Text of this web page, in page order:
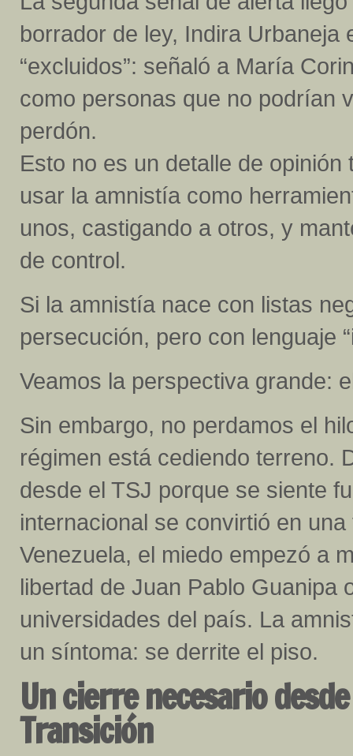
borrador de ley, Indira
“excluidos”: señaló a María
como personas que no podrían
perdón.
Esto no es un detalle de
usar la amnistía como
unos, castigando a otros, y
de control.
Si la amnistía nace con listas
persecución, pero con lenguaje
Veamos la perspectiva grande:
Sin embargo, no perdamos el
régimen está cediendo terreno.
desde el TSJ porque se siente
internacional se convirtió en
Venezuela, el miedo empezó a
libertad de Juan Pablo Guanipa
universidades del país. La
un síntoma: se derrite el piso.
Un cierre necesario
Transición